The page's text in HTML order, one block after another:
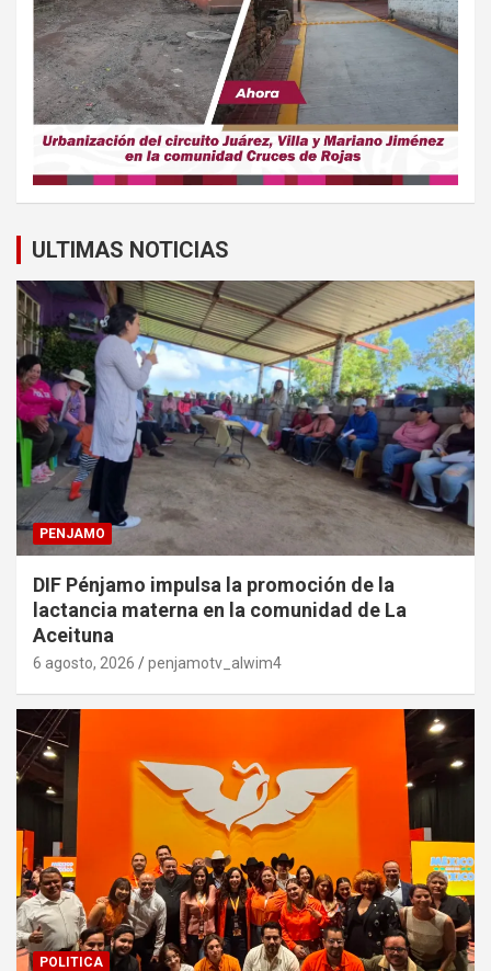
ULTIMAS NOTICIAS
PENJAMO
DIF Pénjamo impulsa la promoción de la
lactancia materna en la comunidad de La
Aceituna
6 agosto, 2026 penjamotv_alwim4
POLITICA